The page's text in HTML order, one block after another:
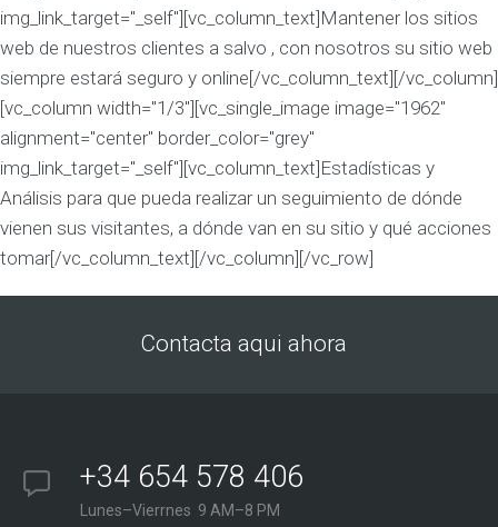
img_link_target="_self"][vc_column_text]Mantener los sitios
web de nuestros clientes a salvo , con nosotros su sitio web
siempre estará seguro y online[/vc_column_text][/vc_column]
[vc_column width="1/3"][vc_single_image image="1962"
alignment="center" border_color="grey"
img_link_target="_self"][vc_column_text]Estadísticas y
Análisis para que pueda realizar un seguimiento de dónde
vienen sus visitantes, a dónde van en su sitio y qué acciones
tomar[/vc_column_text][/vc_column][/vc_row]
Contacta aqui ahora
+34 654 578 406
Lunes–Vierrnes 9 AM–8 PM